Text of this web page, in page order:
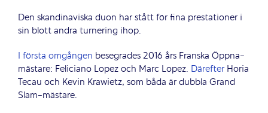
Den skandinaviska duon har stått för fina prestationer i
sin blott andra turnering ihop.
I första omgången besegrades 2016 års Franska Öppna-
mästare: Feliciano Lopez och Marc Lopez. DärefterHoria
Tecau och Kevin Krawietz, som båda är dubbla Grand
Slam-mästare.